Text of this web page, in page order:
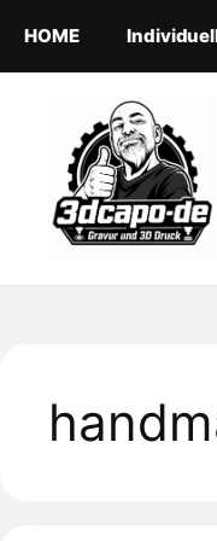
Inhalt
springen
HOME